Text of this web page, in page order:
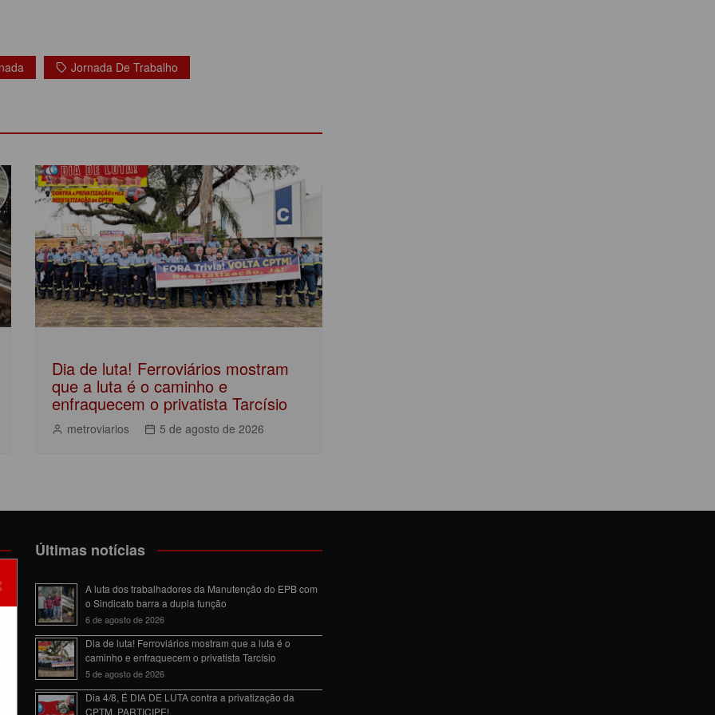
Jornada De Trabalho
Dia de luta! Ferroviários mostram
que a luta é o caminho e
enfraquecem o privatista Tarcísio
metroviarios 5 de agosto de 2026
Últimas notícias
A luta dos trabalhadores da Manutenção do EPB com
o Sindicato barra a dupla função
6 de agosto de 2026
Dia de luta! Ferroviários mostram que a luta é o
caminho e enfraquecem o privatista Tarcísio
5 de agosto de 2026
Dia 4/8, É DIA DE LUTA contra a privatização da
CPTM. PARTICIPE!